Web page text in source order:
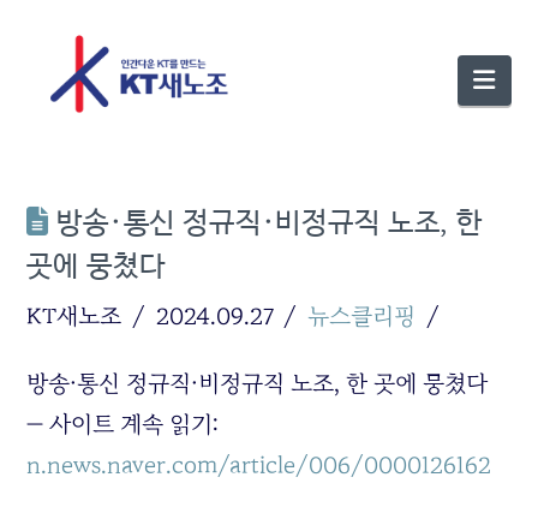
방송·통신 정규직·비정규직 노조, 한
곳에 뭉쳤다
KT새노조 2024.09.27 뉴스클리핑
방송·통신 정규직·비정규직 노조, 한 곳에 뭉쳤다
— 사이트 계속 읽기:
n.news.naver.com/article/006/0000126162